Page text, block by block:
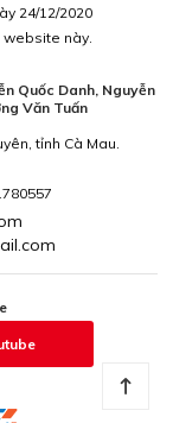
24/12/2020
website này.
Quốc Danh, Nguyễn
Văn Tuấn
tỉnh Cà Mau.